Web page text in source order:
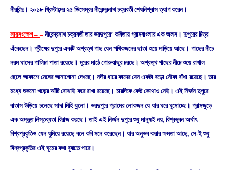
নীরবিন্দু। ২০১৮ খ্রিস্টাব্দের ২৫ ডিসেম্বর নীরেন্দ্রনাথ চক্রবর্তী শেষনিশ্বাস ত্যাগ করেন।
সারসংক্ষেপ – – নীরেন্দ্রনাথ চক্রবর্তী তার ভরদুপুরে’ কবিতায় গ্রামবাংলার এক অলস। দুপুরের চিত্র
এঁকেছেন। গ্রীষ্মের দুপুরে একটি অশ্বত্থ গাছ যেন পথিকজনের ছাতা হয়ে দাড়িয়ে আছে। গাছের নীচে
নরম ঘাসের গালিচা পাতা রয়েছে। দূরের মাঠে গােরুবাছুর চরছে। অশ্বত্থ গাছের নীচে শুয়ে রাখাল
ছেলে আকাশে মেঘের আনাগােনা দেখছে। নদীর ধারে কাদের যেন একটা বড়াে নৌকা বাঁধা রয়েছে। তার
মধ্যে শুকনাে খড়ের আঁটি বােঝাই করে রাখা রয়েছে। চারদিকে কেউ কোথাও নেই। এই নির্জন দুপুরে
বাতাস উড়িয়ে চলেছে সাদা মিহি ধুলাে। ভরদুপুরে গ্রামের লােকজন যে যার ঘরে ঘুমােচ্ছে। গ্রামজুড়ে
এক অদ্ভুত নিস্তব্ধতা বিরাজ করছে। তাই এই নির্জন দুপুরে শুধু মানুষই নয়, বিশ্বভুবন অর্থাৎ
বিশ্বপ্রকৃতিও যেন ঘুমিয়ে রয়েছে বলে কবি মনে করেছেন। যার অনুভব করার ক্ষমতা আছে, সে-ই শুধু
বিশ্বপ্রকৃতির এই ঘুমের কথা বুঝতে পারে।